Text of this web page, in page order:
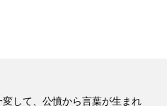
して、公憤から言葉が生まれ